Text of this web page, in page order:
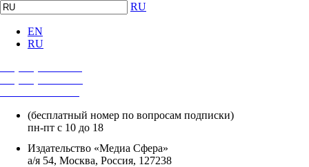
RU
EN
RU
(бесплатный номер по вопросам подписки)
пн-пт с 10 до 18
Издательство «Медиа Сфера»
а/я 54, Москва, Россия, 127238